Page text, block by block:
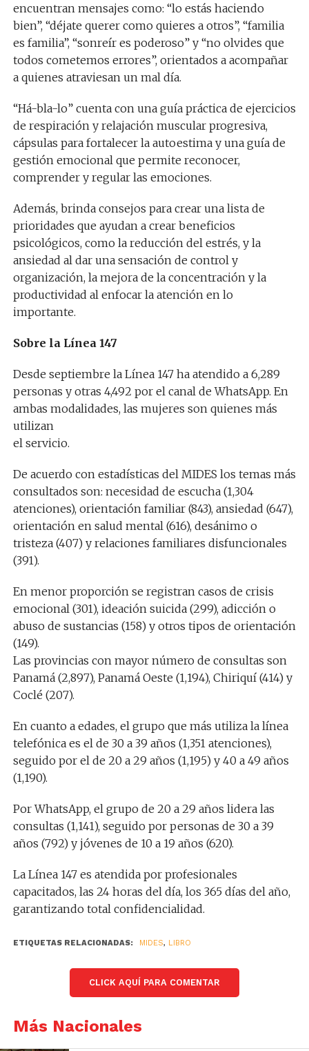
encuentran mensajes como: “lo estás haciendo
bien”, “déjate querer como quieres a otros”, “familia
es familia”, “sonreír es poderoso” y “no olvides que
todos cometemos errores”, orientados a acompañar
a quienes atraviesan un mal día.
“Há-bla-lo” cuenta con una guía práctica de ejercicios
de respiración y relajación muscular progresiva,
cápsulas para fortalecer la autoestima y una guía de
gestión emocional que permite reconocer,
comprender y regular las emociones.
Además, brinda consejos para crear una lista de
prioridades que ayudan a crear beneficios
psicológicos, como la reducción del estrés, y la
ansiedad al dar una sensación de control y
organización, la mejora de la concentración y la
productividad al enfocar la atención en lo
importante.
Sobre la Línea 147
Desde septiembre la Línea 147 ha atendido a 6,289
personas y otras 4,492 por el canal de WhatsApp. En
ambas modalidades, las mujeres son quienes más
utilizan
el servicio.
De acuerdo con estadísticas del MIDES los temas más
consultados son: necesidad de escucha (1,304
atenciones), orientación familiar (843), ansiedad (647),
orientación en salud mental (616), desánimo o
tristeza (407) y relaciones familiares disfuncionales
(391).
En menor proporción se registran casos de crisis
emocional (301), ideación suicida (299), adicción o
abuso de sustancias (158) y otros tipos de orientación
(149).
Las provincias con mayor número de consultas son
Panamá (2,897), Panamá Oeste (1,194), Chiriquí (414) y
Coclé (207).
En cuanto a edades, el grupo que más utiliza la línea
telefónica es el de 30 a 39 años (1,351 atenciones),
seguido por el de 20 a 29 años (1,195) y 40 a 49 años
(1,190).
Por WhatsApp, el grupo de 20 a 29 años lidera las
consultas (1,141), seguido por personas de 30 a 39
años (792) y jóvenes de 10 a 19 años (620).
La Línea 147 es atendida por profesionales
capacitados, las 24 horas del día, los 365 días del año,
garantizando total confidencialidad.
ETIQUETAS RELACIONADAS: MIDES, LIBRO
CLICK AQUÍ PARA COMENTAR
Más Nacionales